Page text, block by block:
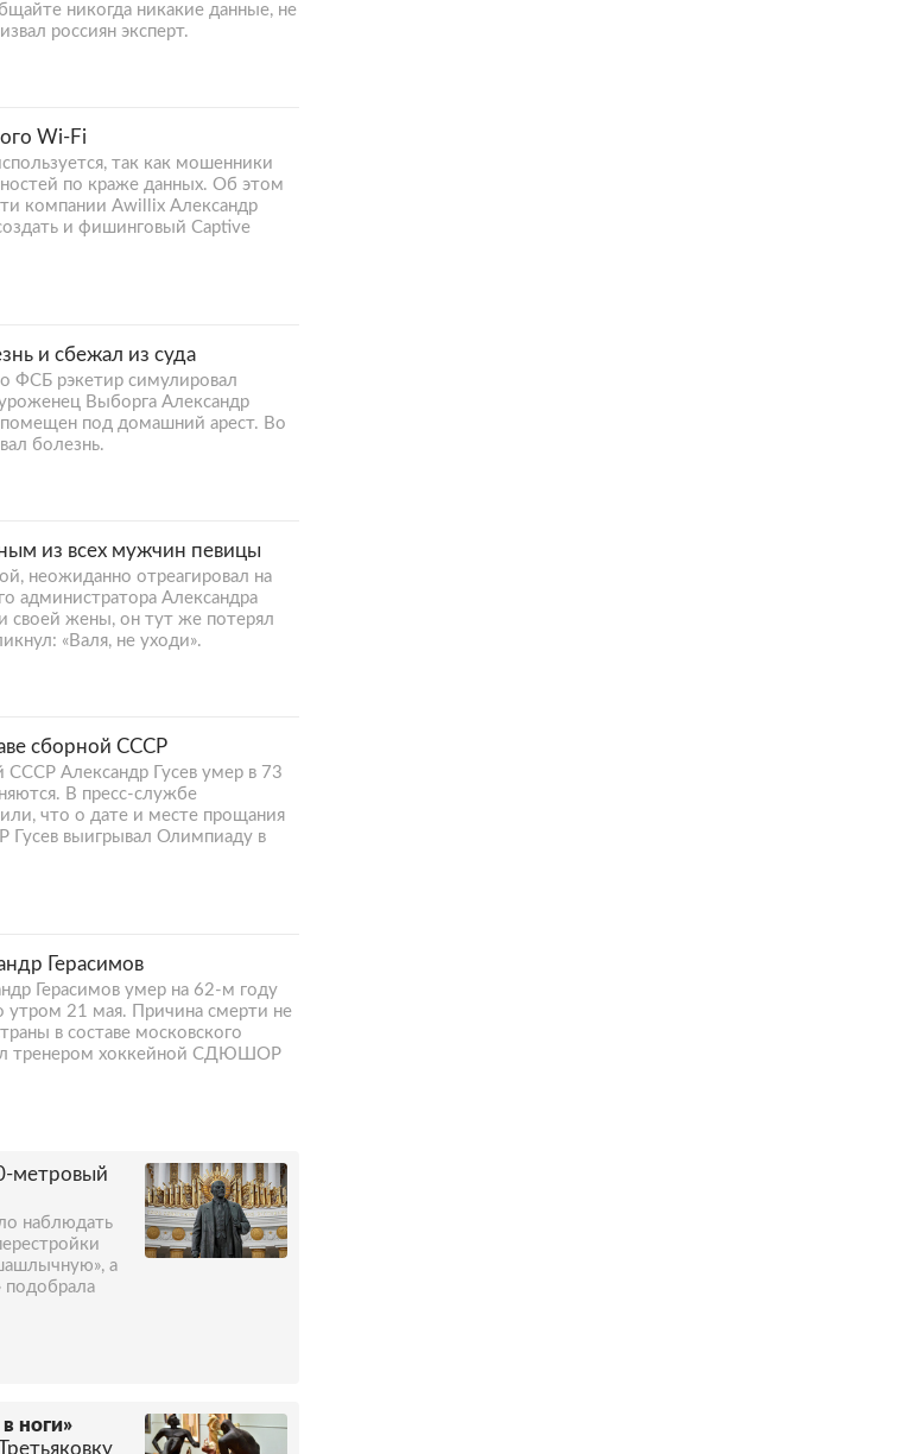
никогда никакие данные, не
россиян эксперт.
Wi-Fi
так как мошенники
по краже данных. Об этом
компании Awillix Александр
и фишинговый Captive
и сбежал из суда
ФСБ рэкетир симулировал
Выборга Александр
помещен под домашний арест. Во
болезнь.
из всех мужчин певицы
неожиданно отреагировал на
администратора Александра
своей жены, он тут же потерял
«Валя, не уходи».
сборной СССР
Александр Гусев умер в 73
В пресс-службе
что о дате и месте прощания
Гусев выигрывал Олимпиаду в
Герасимов
Герасимов умер на 62-м году
утром 21 мая. Причина смерти не
в составе московского
тренером хоккейной СДЮШОР
метровый
наблюдать
а
подобрала
ноги»